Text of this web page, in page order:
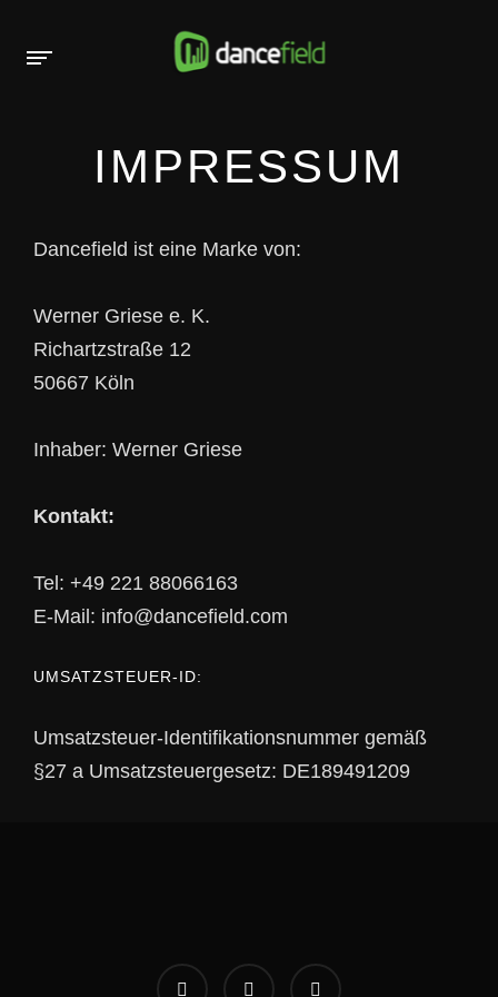
IMPRESSUM
Dancefield ist eine Marke von:
Werner Griese e. K.
Richartzstraße 12
50667 Köln
Inhaber: Werner Griese
Kontakt:
Tel: +49 221 88066163
E-Mail: info@dancefield.com
UMSATZSTEUER-ID:
Umsatzsteuer-Identifikationsnummer gemäß
§27 a Umsatzsteuergesetz: DE189491209